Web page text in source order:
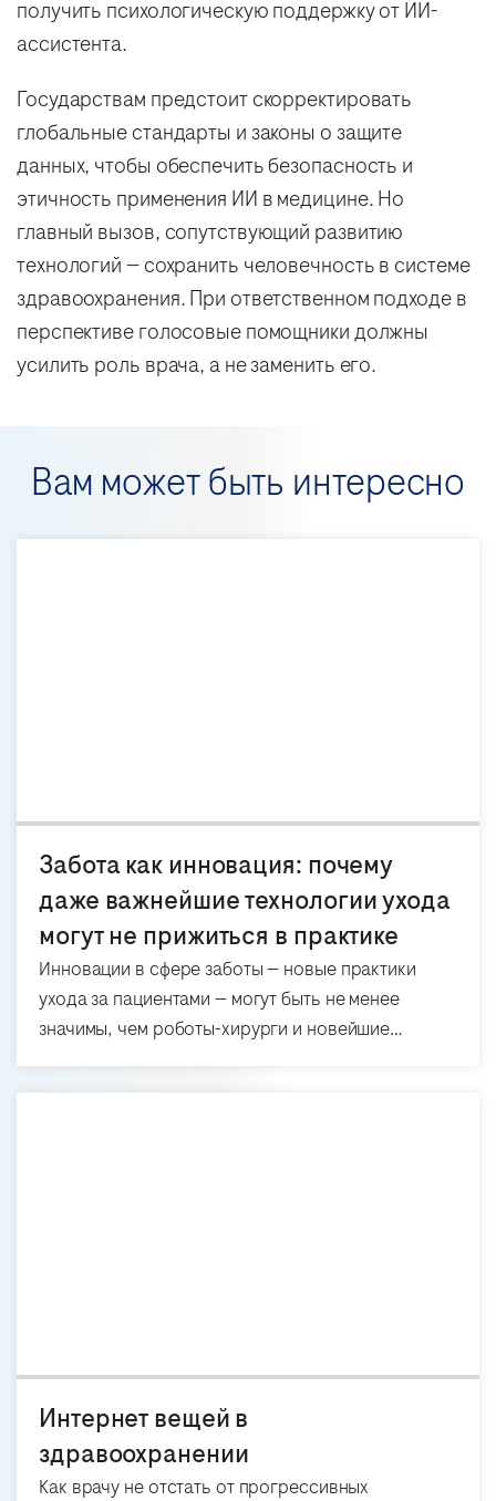
получить психологическую поддержку от ИИ-
ассистента.
Государствам предстоит скорректировать
глобальные стандарты и законы о защите
данных, чтобы обеспечить безопасность и
этичность применения ИИ в медицине. Но
главный вызов, сопутствующий развитию
технологий — сохранить человечность в системе
здравоохранения. При ответственном подходе в
перспективе голосовые помощники должны
усилить роль врача, а не заменить его.
Вам может быть интересно
Забота как инновация: почему
даже важнейшие технологии ухода
могут не прижиться в практике
Инновации в сфере заботы — новые практики
ухода за пациентами — могут быть не менее
значимы, чем роботы-хирурги и новейшие…
Интернет вещей в
здравоохранении
Как врачу не отстать от прогрессивных